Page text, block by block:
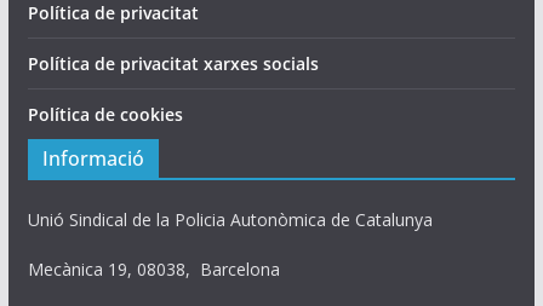
Política de privacitat
Política de privacitat xarxes socials
Política de cookies
Informació
Unió Sindical de la Policia Autonòmica de Catalunya
Mecànica 19, 08038, Barcelona